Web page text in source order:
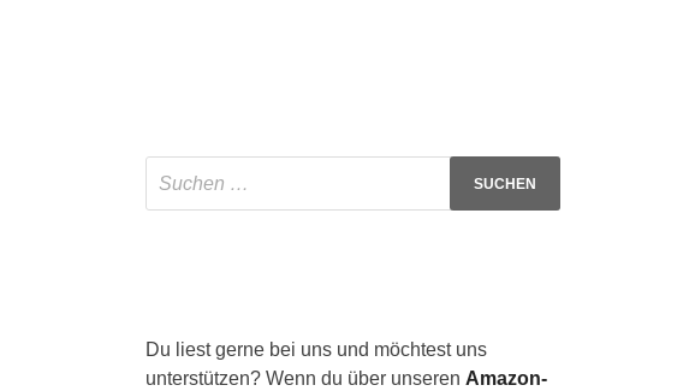
Du liest gerne bei uns und möchtest uns
unterstützen? Wenn du über unseren Amazon-